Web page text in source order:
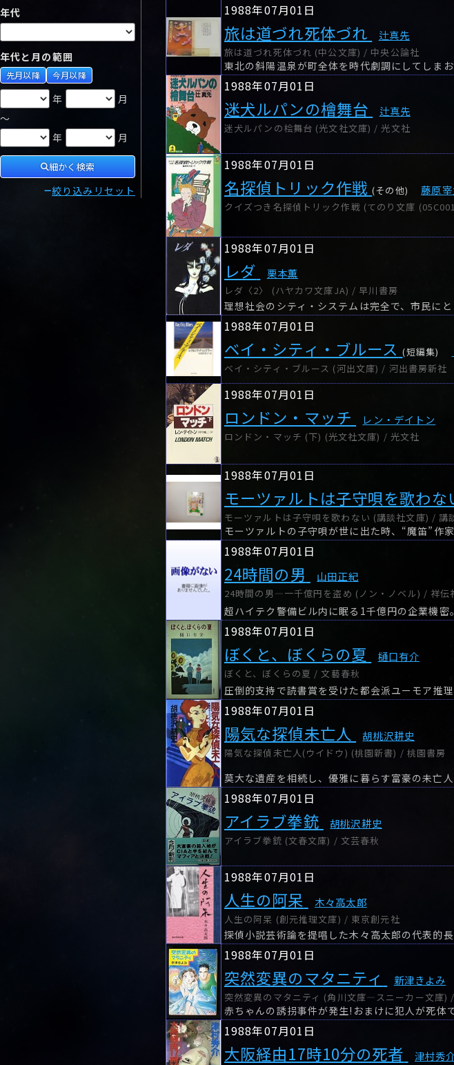
年代
年代と月の範囲
先月以降 今月以降
年
月
～
年
月
細かく検索
絞り込みリセット
1988年07月01日
旅は道づれ死体づれ 辻真先
旅は道づれ死体づれ (中公文庫) / 中央公論社
東北の斜陽温泉が町全体を時代劇調にしてしま
1988年07月01日
迷犬ルパンの檜舞台 辻真先
迷犬ルパンの桧舞台 (光文社文庫) / 光文社
1988年07月01日
名探偵トリック作戦 (その他) 藤原
クイズつき名探偵トリック作戦 (てのり文庫
1988年07月01日
レダ 栗本薫
レダ〈2〉 (ハヤカワ文庫JA) / 早川書房
理想社会のシティ・システムは完全で、市民に
1988年07月01日
ベイ・シティ・ブルース (短編集)
ベイ・シティ・ブルース (河出文庫) / 河出書房新社
1988年07月01日
ロンドン・マッチ レン・デイトン
ロンドン・マッチ (下) (光文社文庫) / 光文社
1988年07月01日
モーツァルトは子守唄を歌わな
モーツァルトは子守唄を歌わない (講談社文庫) / 講
モーツァルトの子守唄が世に出た時、“魔笛”作
1988年07月01日
24時間の男 山田正紀
24時間の男―一千億円を盗め (ノン・ノベル) / 祥伝
1988年07月01日
ぼくと、ぼくらの夏 樋口有介
ぼくと、ぼくらの夏 / 文藝春秋
圧倒的支持で読書賞を受けた都会派ユーモア推
1988年07月01日
陽気な探偵未亡人 胡桃沢耕史
陽気な探偵未亡人(ウイドウ) (桃園新書) / 桃園書房
1988年07月01日
アイラブ拳銃 胡桃沢耕史
アイラブ拳銃 (文春文庫) / 文芸春秋
1988年07月01日
人生の阿呆 木々高太郎
人生の阿呆 (創元推理文庫) / 東京創元社
探偵小説芸術論を提唱した木々高太郎の代表的
1988年07月01日
突然変異のマタニティ 新津きよみ
突然変異のマタニティ (角川文庫―スニーカー文庫)
赤ちゃんの誘拐事件が発生!おまけに犯人が死体
1988年07月01日
大阪経由17時10分の死者 津村秀